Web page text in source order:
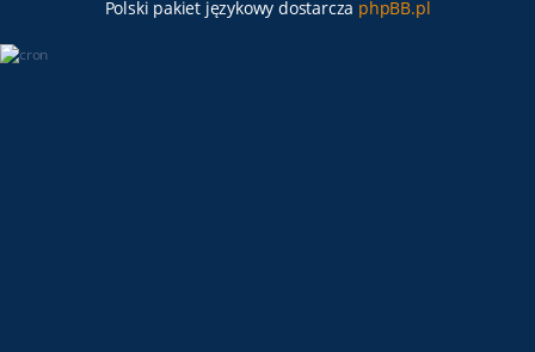
Polski pakiet językowy dostarcza phpBB.pl